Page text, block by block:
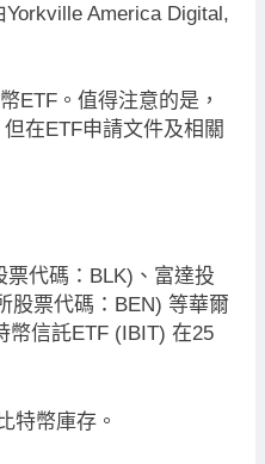
America Digital,
ETF。值得注意的是，
在ETF申請文件及相關
代碼：BLK)、富達投
股票代碼：BEN) 等華爾
幣信託ETF (IBIT) 在25
特幣庫存。
最新資訊
要求SEC調查特朗普迷因